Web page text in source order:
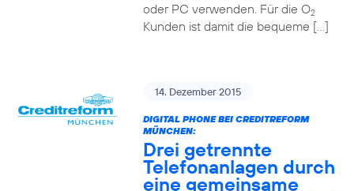
oder PC verwenden. Für die O2
Kunden ist damit die bequeme […]
14. Dezember 2015
DIGITAL PHONE BEI CREDITREFORM
MÜNCHEN:
Drei getrennte
Telefonanlagen durch
eine gemeinsame